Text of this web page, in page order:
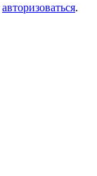
авторизоваться.